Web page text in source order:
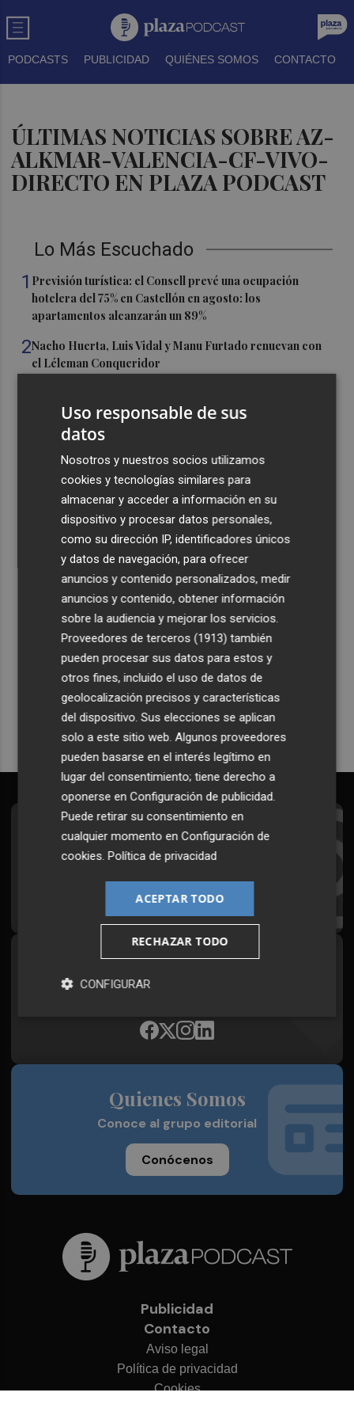
PODCASTS PUBLICIDAD QUIÉNES SOMOS CONTACTO
ÚLTIMAS NOTICIAS SOBRE AZ-
ALKMAR-VALENCIA-CF-VIVO-
DIRECTO EN PLAZA PODCAST
Lo Más Escuchado
1 Previsión turística: el Consell prevé una ocupación
hotelera del 75% en Castellón en agosto: los
apartamentos alcanzarán un 89%
2Nacho Huerta, Luis Vidal y Manu Furtado renuevan con
el Léleman Conqueridor
nuevo espacio deportivo: un complejo con pista de
atletismo y ciclismo
Los 140 controles de la Policía Local en Lorca se saldan
con seis detenidos
El programa 'Santomera Florece' forma e impulsa la
inserción laboral de diez personas desempleadas
Recibe toda la actualidad de
Plaza Podcast en tu correo
Quiero suscribirme
Suscríbete al Boletín
Todos los días a primera hora en tu email
¡Quiero suscribirme!
Síguenos en redes
Plaza Podcast, desde cualquier medio
Quienes Somos
Conoce al grupo editorial
Conócenos
Publicidad
Contacto
Aviso legal
Política de privacidad
Cookies
Uso responsable de sus
datos
Nosotros y nuestros socios utilizamos
cookies y tecnologías similares para
almacenar y acceder a información en su
dispositivo y procesar datos personales,
como su dirección IP, identificadores únicos
y datos de navegación, para ofrecer
anuncios y contenido personalizados, medir
anuncios y contenido, obtener información
sobre la audiencia y mejorar los servicios.
Proveedores de terceros (1913) también
pueden procesar sus datos para estos y
otros fines, incluido el uso de datos de
geolocalización precisos y características
del dispositivo. Sus elecciones se aplican
solo a este sitio web. Algunos proveedores
pueden basarse en el interés legítimo en
lugar del consentimiento; tiene derecho a
oponerse enConfiguración de publicidad.
Puede retirar su consentimiento en
cualquier momento enConfiguración de
cookies.Política de privacidad
ACEPTAR TODO
RECHAZAR TODO
CONFIGURAR